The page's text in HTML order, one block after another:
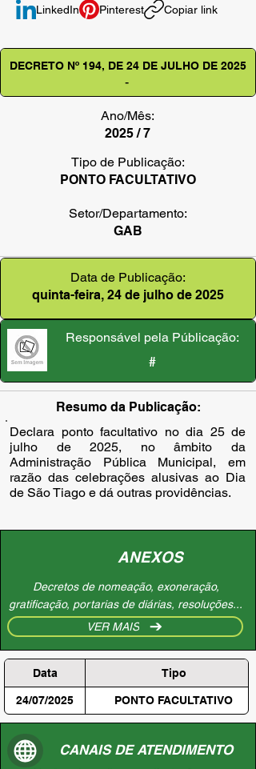
LinkedIn
Pinterest Copiar link
DECRETO Nº 194, DE 24 DE JULHO DE 2025
-
Ano/Mês:
2025 / 7
Tipo de Publicação:
PONTO FACULTATIVO
Setor/Departamento:
GAB
Data de Publicação:
quinta-feira, 24 de julho de 2025
Responsável pela Públicação:
#
Resumo da Publicação:
Declara ponto facultativo no dia 25 de
julho de 2025, no âmbito da
Administração Pública Municipal, em
razão das celebrações alusivas ao Dia
de São Tiago e dá outras providências.
ANEXOS
Decretos de nomeação, exoneração,
gratificação, portarias de diárias, resoluções...
VER MAIS
Data Tipo
24/07/2025 PONTO FACULTATIVO
CANAIS DE ATENDIMENTO